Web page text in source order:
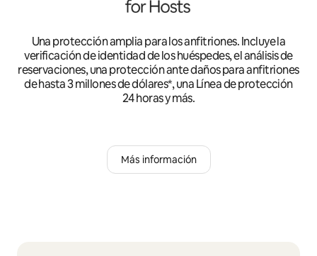
Una protección amplia para los anfitriones. Incluye la
verificación de identidad de los huéspedes, el análisis de
reservaciones, una protección ante daños para anfitriones
de hasta 3 millones de dólares*, una Línea de protección
24 horas y más.
Más información